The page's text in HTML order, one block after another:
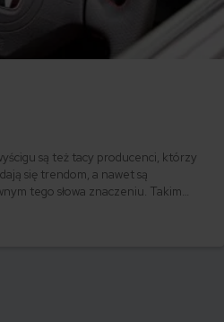
są też tacy producenci, którzy
się trendom, a nawet są
tego słowa znaczeniu. Takim
się auto wśród użytkowników?